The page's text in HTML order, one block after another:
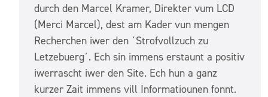
durch den Marcel Kramer, Direkter vum LCD
(Merci Marcel), dest am Kader vun mengen
Recherchen iwer den ´Strofvollzuch zu
Letzebuerg´. Ech sin immens erstaunt a positiv
iwerrascht iwer den Site. Ech hun a ganz
kurzer Zait immens vill Informatiounen fonnt.